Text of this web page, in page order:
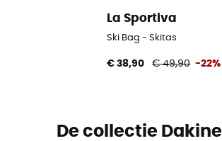
La Sportiva
Ski Bag - Skitas
€ 38,90 € 49,90 -22%
De collectie Dakine